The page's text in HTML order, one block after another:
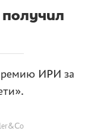
ИРИ за